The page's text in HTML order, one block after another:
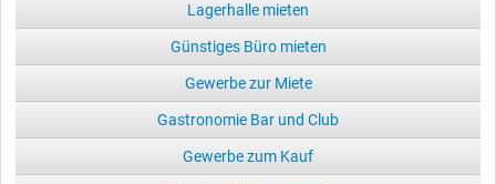
Lagerhalle mieten
Günstiges Büro mieten
Gewerbe zur Miete
Gastronomie Bar und Club
Gewerbe zum Kauf